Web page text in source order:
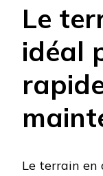
Le
idéal
Le terrain en